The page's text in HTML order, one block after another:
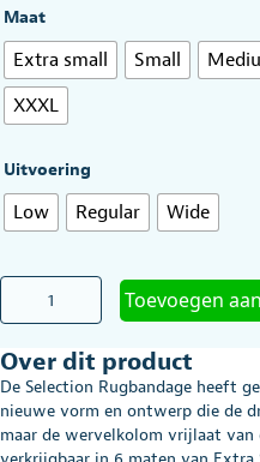
Maat
Extra small Small
XXXL
Uitvoering
Low Regular Wide
Rugbandage
Selection
in
diverse
hoogtes
en
6
Toevoegen
Over dit product
De Selection Rugbandage heeft
nieuwe vorm en ontwerp die de
maar de wervelkolom vrijlaat